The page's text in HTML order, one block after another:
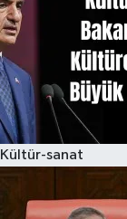
Kültür-sanat